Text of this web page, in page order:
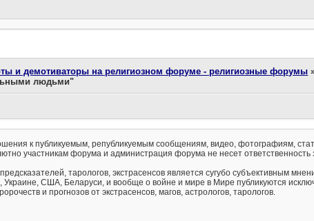
и демотиваторы на религиозном форуме - религиозные форумы
людьми"
к публикуемым, републикуемым сообщениям, видео, фотографиям,
участникам форума и администрация форума не несет
тарологов, экстрасенсов является сугубо субъективным
Украине, США, Беларуси, и вообще о войне и мире в Мире публикуются
и прогнозов от экстрасенсов, магов, астрологов, тарологов.